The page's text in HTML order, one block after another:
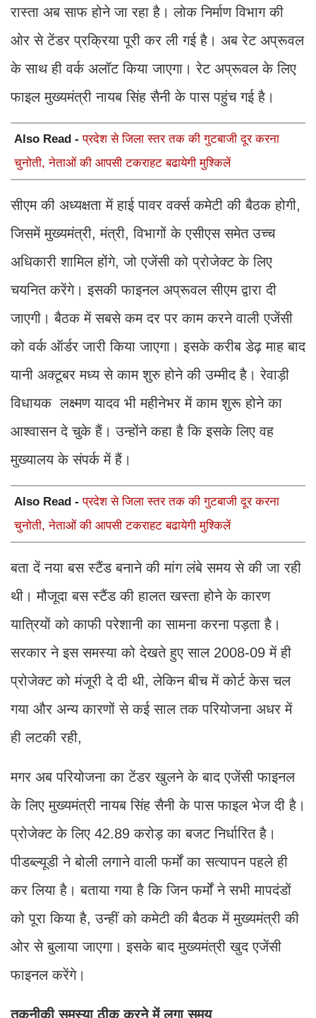
रास्ता अब साफ होने जा रहा है। लोक निर्माण विभाग की
ओर से टेंडर प्रक्रिया पूरी कर ली गई है। अब रेट अप्रूवल
के साथ ही वर्क अलॉट किया जाएगा। रेट अप्रूवल के लिए
फाइल मुख्यमंत्री नायब सिंह सैनी के पास पहुंच गई है।
Also Read -प्रदेश से जिला स्तर तक की गुटबाजी दूर करना
चुनोती, नेताओं की आपसी टकराहट बढायेगी मुश्किलें
सीएम की अध्यक्षता में हाई पावर वर्क्स कमेटी की बैठक होगी,
जिसमें मुख्यमंत्री, मंत्री, विभागों के एसीएस समेत उच्च
अधिकारी शामिल होंगे, जो एजेंसी को प्रोजेक्ट के लिए
चयनित करेंगे। इसकी फाइनल अप्रूवल सीएम द्वारा दी
जाएगी। बैठक में सबसे कम दर पर काम करने वाली एजेंसी
को वर्क ऑर्डर जारी किया जाएगा। इसके करीब डेढ़ माह बाद
यानी अक्टूबर मध्य से काम शुरु होने की उम्मीद है। रेवाड़ी
विधायक लक्ष्मण यादव भी महीनेभर में काम शुरू होने का
आश्वासन दे चुके हैं। उन्होंने कहा है कि इसके लिए वह
मुख्यालय के संपर्क में हैं।
Also Read -प्रदेश से जिला स्तर तक की गुटबाजी दूर करना
चुनोती, नेताओं की आपसी टकराहट बढायेगी मुश्किलें
बता दें नया बस स्टैंड बनाने की मांग लंबे समय से की जा रही
थी। मौजूदा बस स्टैंड की हालत खस्ता होने के कारण
यात्रियों को काफी परेशानी का सामना करना पड़ता है।
सरकार ने इस समस्या को देखते हुए साल 2008-09 में ही
प्रोजेक्ट को मंजूरी दे दी थी, लेकिन बीच में कोर्ट केस चल
गया और अन्य कारणों से कई साल तक परियोजना अधर में
ही लटकी रही,
मगर अब परियोजना का टेंडर खुलने के बाद एजेंसी फाइनल
के लिए मुख्यमंत्री नायब सिंह सैनी के पास फाइल भेज दी है।
प्रोजेक्ट के लिए 42.89 करोड़ का बजट निर्धारित है।
पीडब्ल्यूडी ने बोली लगाने वाली फर्मों का सत्यापन पहले ही
कर लिया है। बताया गया है कि जिन फर्मों ने सभी मापदंडों
को पूरा किया है, उन्हीं को कमेटी की बैठक में मुख्यमंत्री की
ओर से बुलाया जाएगा। इसके बाद मुख्यमंत्री खुद एजेंसी
फाइनल करेंगे।
तकनीकी समस्या ठीक करने में लगा समय